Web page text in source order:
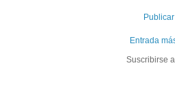
Entrada
Suscribirse